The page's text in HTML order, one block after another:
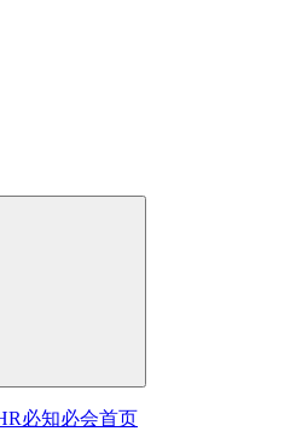
必知必会首页